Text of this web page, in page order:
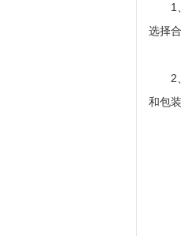
1、
选择
2、
和包